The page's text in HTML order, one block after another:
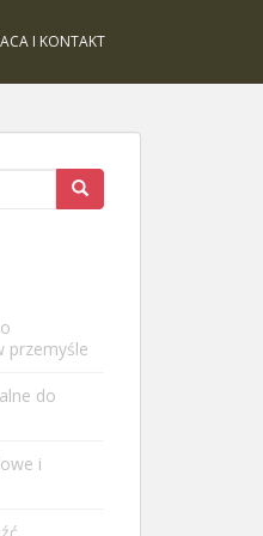
I KONTAKT
przemyśle
do
i